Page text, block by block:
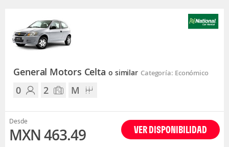
General Motors Celta o similar Categoría: Económico
0 2 M
Desde
MXN 463.49 VER DISPONIBILIDAD